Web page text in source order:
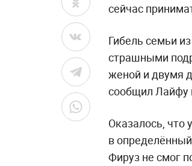
сейчас
Гибель семьи
страшными
женой и двумя
сообщил Лайфу
Оказалось, что
в
Фируз не смог